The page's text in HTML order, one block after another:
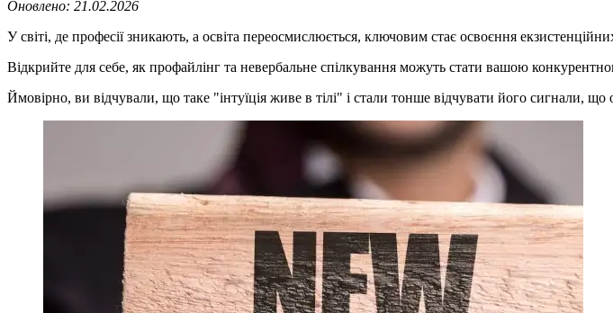
Оновлено: 21.02.2026
У світі, де професії зникають, а освіта переосмислюється, ключовим стає освоєння
Відкрийте для себе, як профайлінг та невербальне спілкування можуть стати вашою
Ймовірно, ви відчували, що таке "інтуїція живе в тілі" і стали тонше відчувати його сигнали,